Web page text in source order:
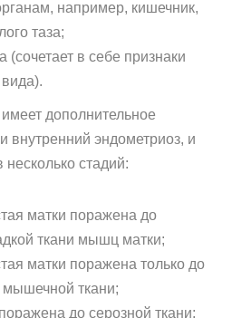
например, кишечник,
таза;
в себе признаки
дополнительное
внутренний эндометриоз, и
несколько стадий:
матки поражена до
ткани мышц матки;
матки поражена только до
ткани;
до серозной ткани;